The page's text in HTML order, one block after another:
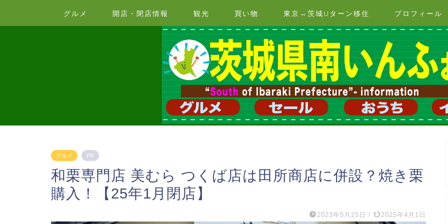
グルメ 開店・閉店情報 観光 買い物 東京→茨城Uターン移住 プロフィール
グルメ PR
和栗専門店 美むら つくば店は田所商店に併設？焼き栗
購入！【25年1月閉店】
2023年5月25日 / 2025年4月1日